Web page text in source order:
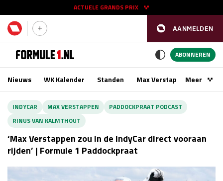
AANMELDEN
ACTUELE GRANDS PRIX
11 - 13 sep
Race
zo 15:00 - 17:00
GP SINGAPORE 2026
ABONNEREN
Nieuws WK Kalender Standen Max VerstappenMeer
INDYCAR MAX VERSTAPPEN
PADDOCKPRAAT PODCAST
RINUS VAN KALMTHOUT
‘Max Verstappen zou in de IndyCar direct vooraan
rijden’ | Formule 1 Paddockpraat